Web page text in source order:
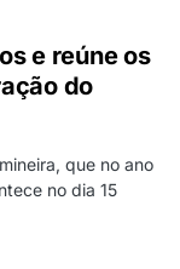
e reúne os
do
que no ano
no dia 15